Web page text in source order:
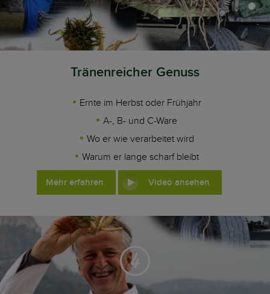
Tränenreicher Genuss
Ernte im Herbst oder Frühjahr
A-, B- und C-Ware
Wo er wie verarbeitet wird
Warum er lange scharf bleibt
Mehr erfahren Video ansehen
4